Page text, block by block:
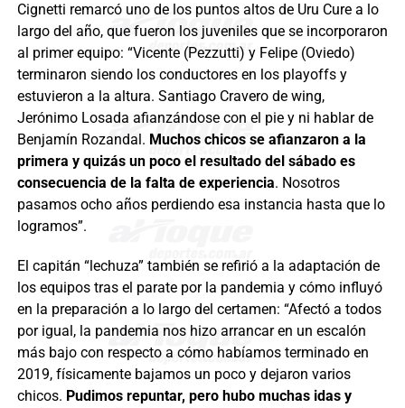
Cignetti remarcó uno de los puntos altos de Uru Cure a lo
largo del año, que fueron los juveniles que se incorporaron
al primer equipo: “Vicente (Pezzutti) y Felipe (Oviedo)
terminaron siendo los conductores en los playoffs y
estuvieron a la altura. Santiago Cravero de wing,
Jerónimo Losada afianzándose con el pie y ni hablar de
Benjamín Rozandal. Muchos chicos se afianzaron a la
primera y quizás un poco el resultado del sábado es
consecuencia de la falta de experiencia. Nosotros
pasamos ocho años perdiendo esa instancia hasta que lo
logramos”.
El capitán “lechuza” también se refirió a la adaptación de
los equipos tras el parate por la pandemia y cómo influyó
en la preparación a lo largo del certamen: “Afectó a todos
por igual, la pandemia nos hizo arrancar en un escalón
más bajo con respecto a cómo habíamos terminado en
2019, físicamente bajamos un poco y dejaron varios
chicos. Pudimos repuntar, pero hubo muchas idas y